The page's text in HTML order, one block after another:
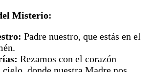
Misterio:
Padre nuestro, que estás en el
Rezamos con el corazón